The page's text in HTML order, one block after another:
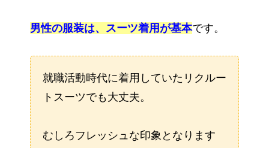
男性の服装は、スーツ着用が基本です。
就職活動時代に着用していたリクルー
トスーツでも大丈夫。
むしろフレッシュな印象となります